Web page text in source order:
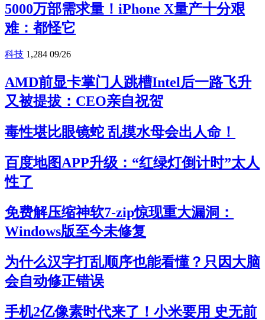
5000万部需求量！iPhone X量产十分艰
难：都怪它
科技 1,284 09/26
AMD前显卡掌门人跳槽Intel后一路飞升
又被提拔：CEO亲自祝贺
毒性堪比眼镜蛇 乱摸水母会出人命！
百度地图APP升级：“红绿灯倒计时”太人
性了
免费解压缩神软7-zip惊现重大漏洞：
Windows版至今未修复
为什么汉字打乱顺序也能看懂？只因大脑
会自动修正错误
手机2亿像素时代来了！小米要用 史无前